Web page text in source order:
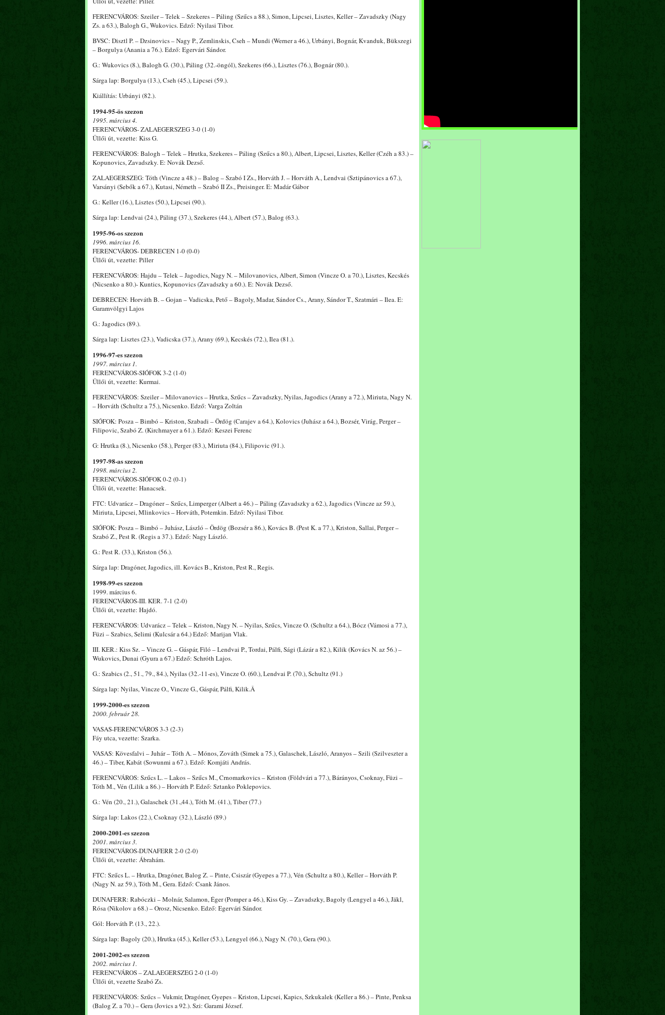
FERENCVÁROS: Szeiler – Telek – Szekeres – Páling (Szűcs a 88.), Simon, Lipcsei, Lisztes, Keller – Zavadszky (Nagy
Zs. a 63.), Balogh G., Wukovics. Edző: Nyilasi Tibor.
BVSC: Disztl P. – Dzsinovics – Nagy P., Zemlinskis, Cseh – Mundi (Werner a 46.), Urbányi, Bognár, Kvanduk, Bükszegi
– Borgulya (Anania a 76.). Edző: Egervári Sándor.
G.: Wukovics (8.), Balogh G. (30.), Páling (32.-öngól), Szekeres (66.), Lisztes (76.), Bognár (80.).
Sárga lap: Borgulya (13.), Cseh (45.), Lipcsei (59.).
Kiállítás: Urbányi (82.).
1994-95-ös szezon
1995. március 4.
FERENCVÁROS- ZALAEGERSZEG 3-0 (1-0)
Üllői út, vezette: Kiss G.
FERENCVÁROS: Balogh – Telek – Hrutka, Szekeres – Páling (Szűcs a 80.), Albert, Lipcsei, Lisztes, Keller (Czéh a 83.) –
Kopunovics, Zavadszky. E: Novák Dezső.
ZALAEGERSZEG: Tóth (Vincze a 48.) – Balog – Szabó I Zs., Horváth J. – Horváth A., Lendvai (Sztipánovics a 67.),
Varsányi (Sebők a 67.), Kutasi, Németh – Szabó II Zs., Preisinger. E: Madár Gábor
G.: Keller (16.), Lisztes (50.), Lipcsei (90.).
Sárga lap: Lendvai (24.), Páling (37.), Szekeres (44.), Albert (57.), Balog (63.).
1995-96-os szezon
1996. március 16.
FERENCVÁROS- DEBRECEN 1-0 (0-0)
Üllői út, vezette: Piller
FERENCVÁROS: Hajdu – Telek – Jagodics, Nagy N. – Milovanovics, Albert, Simon (Vincze O. a 70.), Lisztes, Kecskés
(Nicsenko a 80.)- Kuntics, Kopunovics (Zavadszky a 60.). E: Novák Dezső.
DEBRECEN: Horváth B. – Gojan – Vadicska, Pető – Bagoly, Madar, Sándor Cs., Arany, Sándor T., Szatmári – Ilea. E:
Garamvölgyi Lajos
G.: Jagodics (89.).
Sárga lap: Lisztes (23.), Vadicska (37.), Arany (69.), Kecskés (72.), Ilea (81.).
1996-97-es szezon
1997. március 1.
FERENCVÁROS-SIÓFOK 3-2 (1-0)
Üllői út, vezette: Kurmai.
FERENCVÁROS: Szeiler – Milovanovics – Hrutka, Szűcs – Zavadszky, Nyilas, Jagodics (Arany a 72.), Miriuta, Nagy N.
– Horváth (Schultz a 75.), Nicsenko. Edző: Varga Zoltán
SIÓFOK: Posza – Bimbó – Kriston, Szabadi – Ördög (Carajev a 64.), Kolovics (Juhász a 64.), Bozsér, Virág, Perger –
Filipovic, Szabó Z. (Kirchmayer a 61.). Edző: Keszei Ferenc
G: Hrutka (8.), Nicsenko (58.), Perger (83.), Miriuta (84.), Filipovic (91.).
1997-98-as szezon
1998. március 2.
FERENCVÁROS-SIÓFOK 0-2 (0-1)
Üllői út, vezette: Hanacsek.
FTC: Udvarácz – Dragóner – Szűcs, Limperger (Albert a 46.) – Páling (Zavadszky a 62.), Jagodics (Vincze az 59.),
Miriuta, Lipcsei, Mlinkovics – Horváth, Potemkin. Edző: Nyilasi Tibor.
SIÓFOK: Posza – Bimbó – Juhász, László – Ördög (Bozsér a 86.), Kovács B. (Pest K. a 77.), Kriston, Sallai, Perger –
Szabó Z., Pest R. (Regis a 37.). Edző: Nagy László.
G.: Pest R. (33.), Kriston (56.).
Sárga lap: Dragóner, Jagodics, ill. Kovács B., Kriston, Pest R., Regis.
1998-99-es szezon
1999. március 6.
FERENCVÁROS-III. KER. 7-1 (2-0)
Üllői út, vezette: Hajdó.
FERENCVÁROS: Udvarácz – Telek – Kriston, Nagy N. – Nyilas, Szűcs, Vincze O. (Schultz a 64.), Bócz (Vámosi a 77.),
Füzi – Szabics, Selimi (Kulcsár a 64.) Edző: Marijan Vlak.
III. KER.: Kiss Sz. – Vincze G. – Gáspár, Filó – Lendvai P., Tordai, Pálfi, Sági (Lázár a 82.), Kilik (Kovács N. az 56.) –
Wukovics, Dunai (Gyura a 67.) Edző: Schróth Lajos.
G.: Szabics (2., 51., 79., 84.), Nyilas (32.-11-es), Vincze O. (60.), Lendvai P. (70.), Schultz (91.)
Sárga lap: Nyilas, Vincze O., Vincze G., Gáspár, Pálfi, Kilik.Â
1999-2000-es szezon
2000. február 28.
VASAS-FERENCVÁROS 3-3 (2-3)
Fáy utca, vezette: Szarka.
VASAS: Kövesfalvi – Juhár – Tóth A. – Mónos, Zováth (Simek a 75.), Galaschek, László, Aranyos – Szili (Szilveszter a
46.) – Tiber, Kabát (Sowunmi a 67.). Edző: Komjáti András.
FERENCVÁROS: Szűcs L. – Lakos – Szűcs M., Crnomarkovics – Kriston (Földvári a 77.), Bárányos, Csoknay, Füzi –
Tóth M., Vén (Lilik a 86.) – Horváth P. Edző: Sztanko Poklepovics.
G.: Vén (20., 21.), Galaschek (31.,44.), Tóth M. (41.), Tiber (77.)
Sárga lap: Lakos (22.), Csoknay (32.), László (89.)
2000-2001-es szezon
2001. március 3.
FERENCVÁROS-DUNAFERR 2-0 (2-0)
Üllői út, vezette: Ábrahám.
FTC: Szűcs L. – Hrutka, Dragóner, Balog Z. – Pinte, Csiszár (Gyepes a 77.), Vén (Schultz a 80.), Keller – Horváth P.
(Nagy N. az 59.), Tóth M., Gera. Edző: Csank János.
DUNAFERR: Rabóczki – Molnár, Salamon, Éger (Pomper a 46.), Kiss Gy. – Zavadszky, Bagoly (Lengyel a 46.), Jäkl,
Rósa (Nikolov a 68.) – Orosz, Nicsenko. Edző: Egervári Sándor.
Gól: Horváth P. (13., 22.).
Sárga lap: Bagoly (20.), Hrutka (45.), Keller (53.), Lengyel (66.), Nagy N. (70.), Gera (90.).
2001-2002-es szezon
2002. március 1.
FERENCVÁROS – ZALAEGERSZEG 2-0 (1-0)
Üllői út, vezette Szabó Zs.
FERENCVÁROS: Szűcs – Vukmir, Dragóner, Gyepes – Kriston, Lipcsei, Kapics, Szkukalek (Keller a 86.) – Pinte, Penksa
(Balog Z. a 70.) – Gera (Jovics a 92.). Szi: Garami József.